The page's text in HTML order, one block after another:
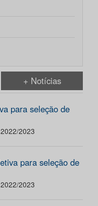
+ Notícias
para seleção de
2023
para seleção de
2023